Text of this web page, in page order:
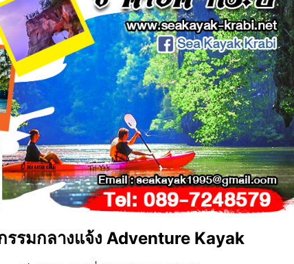
รรมกลางแจ้ง Adventure Kayak